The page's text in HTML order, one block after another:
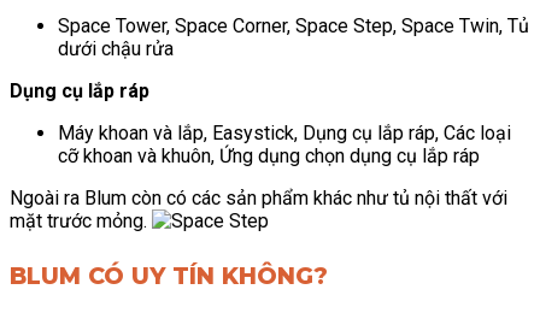
Space Tower, Space Corner, Space Step, Space Twin, Tủ
dưới chậu rửa
Dụng cụ lắp ráp
Máy khoan và lắp, Easystick, Dụng cụ lắp ráp, Các loại
cỡ khoan và khuôn, Ứng dụng chọn dụng cụ lắp ráp
Ngoài ra Blum còn có các sản phẩm khác như tủ nội thất với
mặt trước mỏng.
BLUM CÓ UY TÍN KHÔNG?